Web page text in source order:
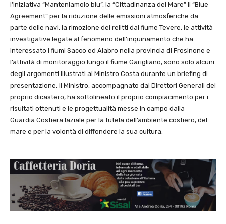
l’iniziativa “Manteniamolo blu”, la “Cittadinanza del Mare” il “Blue
Agreement” per la riduzione delle emissioni atmosferiche da
parte delle navi, la rimozione dei relitti dal fiume Tevere, le attività
investigative legate al fenomeno dell’inquinamento che ha
interessato i fiumi Sacco ed Alabro nella provincia di Frosinone e
l’attività di monitoraggio lungo il fiume Garigliano, sono solo alcuni
degli argomenti illustrati al Ministro Costa durante un briefing di
presentazione. Il Ministro, accompagnato dai Direttori Generali del
proprio dicastero, ha sottolineato il proprio compiacimento per i
risultati ottenuti e le progettualità messe in campo dalla
Guardia Costiera laziale per la tutela dell’ambiente costiero, del
mare e per la volontà di diffondere la sua cultura.